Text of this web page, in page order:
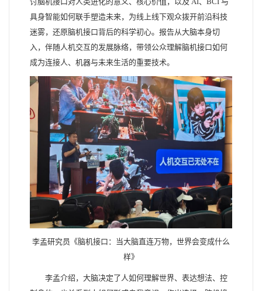
具身智能如何联手塑造未来，为线上线下观众拨开前沿科技
迷雾，还原脑机接口背后的科学初心。报告从大脑本身切
入，伴随人机交互的发展脉络，带领公众理解脑机接口如何
成为连接人、机器与未来生活的重要技术。
李孟研究员《脑机接口：当大脑直连万物，世界会变成什么
样》
李孟介绍，大脑决定了人如何理解世界、表达想法、控